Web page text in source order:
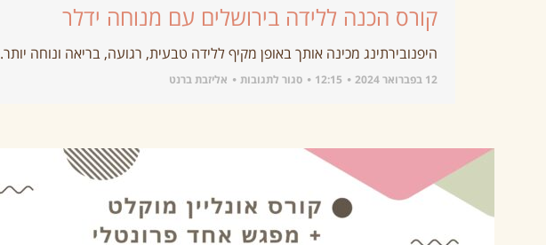
קורס הכנה ללידה בירושלים עם מנוחה ידלר
היפנובירתינג מכינה אותך באופן מקיף ללידה טבעית, רגועה, בריאה ונוחה יותר.
12 בפברואר 2024 12:15 סגור לתגובות אליזבת ברנט